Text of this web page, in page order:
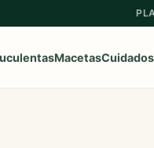
MacetasCuidados